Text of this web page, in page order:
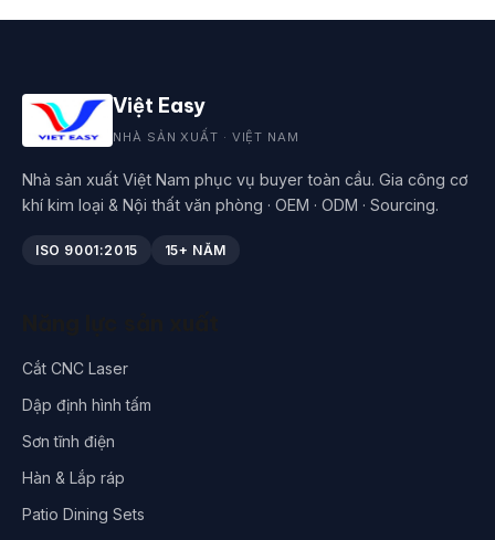
Việt Easy
NHÀ SẢN XUẤT · VIỆT NAM
Nhà sản xuất Việt Nam phục vụ buyer toàn cầu. Gia công cơ
khí kim loại & Nội thất văn phòng · OEM · ODM · Sourcing.
ISO 9001:2015 15+ NĂM
Cắt CNC Laser
Dập định hình tấm
Sơn tĩnh điện
Hàn & Lắp ráp
Patio Dining Sets